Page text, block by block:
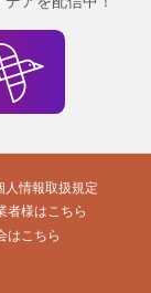
人情報取扱規定
者様はこちら
はこちら